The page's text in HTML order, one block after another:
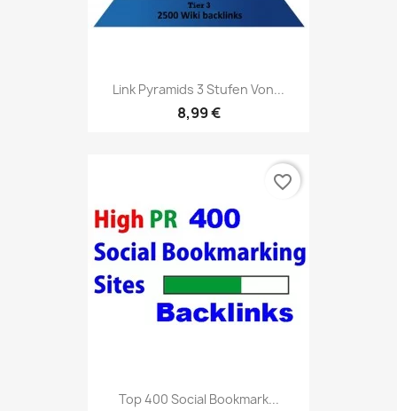
Link Pyramids 3 Stufen Von...
8,99 €
Top 400 Social Bookmark...
favorite_border